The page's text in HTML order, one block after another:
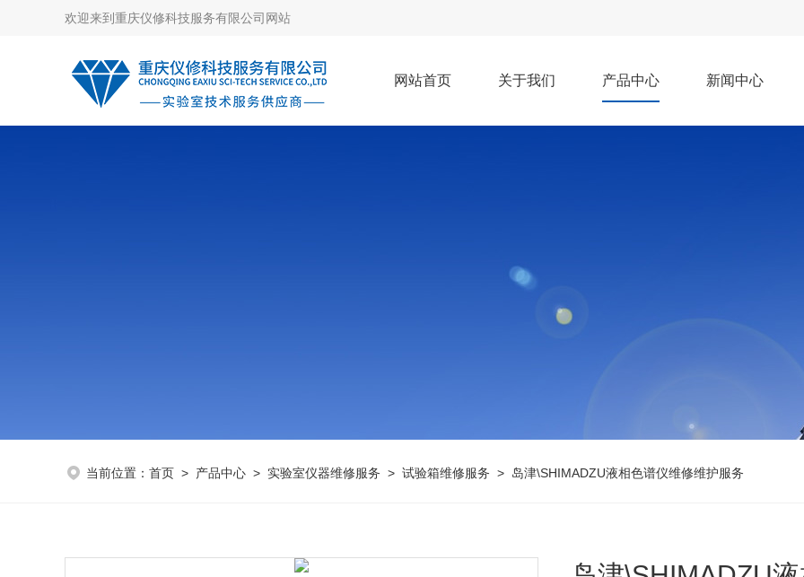
欢迎来到 重庆仪修科技服务有限公司网站
网站首页 关于我们 产品中心 新闻中心
当前位置： 首页 > 产品中心 > 实验室仪器维修服务 > 试验箱维修服务 > 岛津\SHIMADZU液相色谱仪维修维护服务